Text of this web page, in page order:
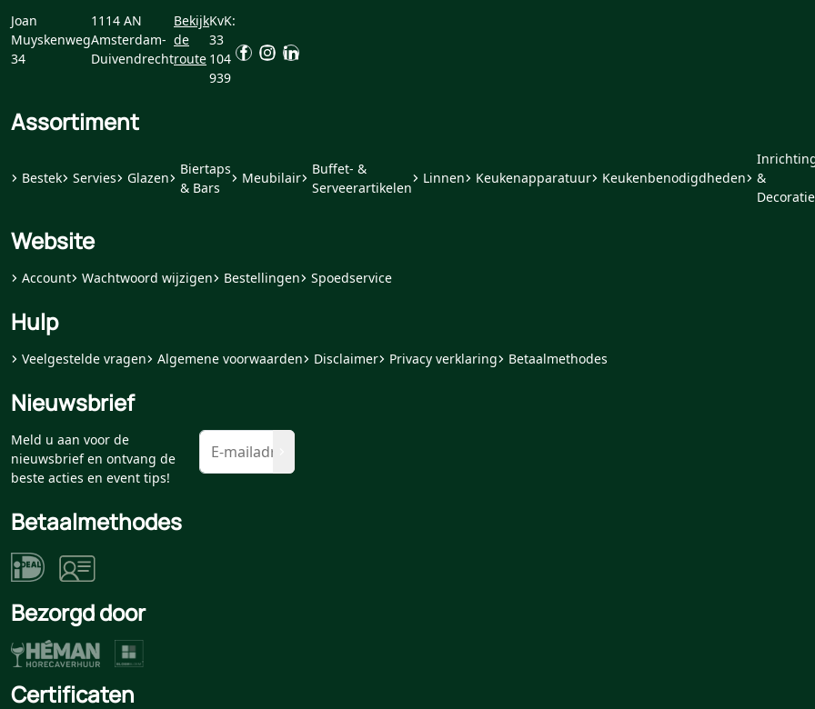
Joan
Muyskenweg
34
1114 AN
Amsterdam-
Duivendrecht
Bekijk
de
route
KvK:
33
104
939
Assortiment
Bestek Servies Glazen
Biertaps
& Bars
Meubilair
Buffet- &
Serveerartikelen
Linnen Keukenapparatuur Keukenbenodigdheden
&
Decoratie
Website
Account Wachtwoord wijzigen Bestellingen Spoedservice
Hulp
Veelgestelde vragen Algemene voorwaarden Disclaimer Privacy verklaring Betaalmethodes
Nieuwsbrief
Meld u aan voor de
nieuwsbrief en ontvang de
beste acties en event tips!
Betaalmethodes
Bezorgd door
Certificaten